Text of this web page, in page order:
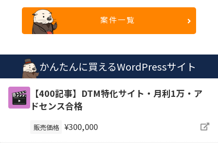
案件一覧
かんたんに買えるWordPressサイト
【400記事】DTM特化サイト・月利1万・ア
ドセンス合格
販売価格 ¥300,000